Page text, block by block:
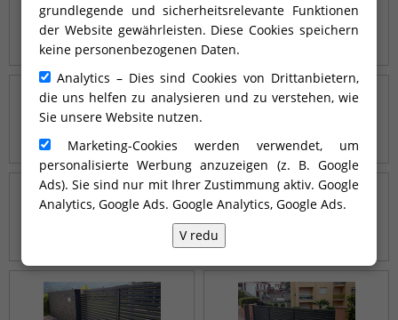
grundlegende und sicherheitsrelevante Funktionen
der Website gewährleisten. Diese Cookies speichern
keine personenbezogenen Daten.
Analytics – Dies sind Cookies von Drittanbietern,
die uns helfen zu analysieren und zu verstehen, wie
Sie unsere Website nutzen.
Marketing-Cookies werden verwendet, um
personalisierte Werbung anzuzeigen (z. B. Google
Ads). Sie sind nur mit Ihrer Zustimmung aktiv. Google
Analytics, Google Ads. Google Analytics, Google Ads.
V redu